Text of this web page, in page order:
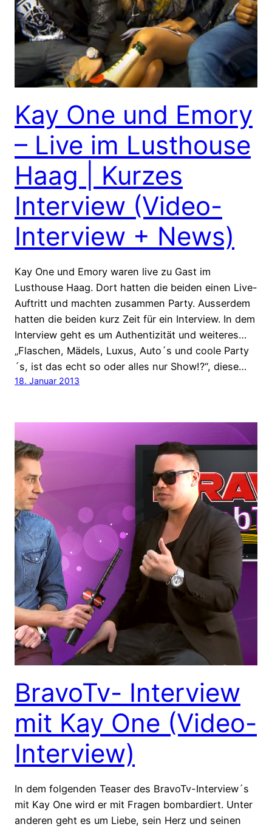
Kay One und Emory
– Live im Lusthouse
Haag | Kurzes
Interview (Video-
Interview + News)
Kay One und Emory waren live zu Gast im
Lusthouse Haag. Dort hatten die beiden einen Live-
Auftritt und machten zusammen Party. Ausserdem
hatten die beiden kurz Zeit für ein Interview. In dem
Interview geht es um Authentizität und weiteres…
„Flaschen, Mädels, Luxus, Auto´s und coole Party
´s, ist das echt so oder alles nur Show!?“, diese…
18. Januar 2013
BravoTv- Interview
mit Kay One (Video-
Interview)
In dem folgenden Teaser des BravoTv-Interview´s
mit Kay One wird er mit Fragen bombardiert. Unter
anderen geht es um Liebe, sein Herz und seinen